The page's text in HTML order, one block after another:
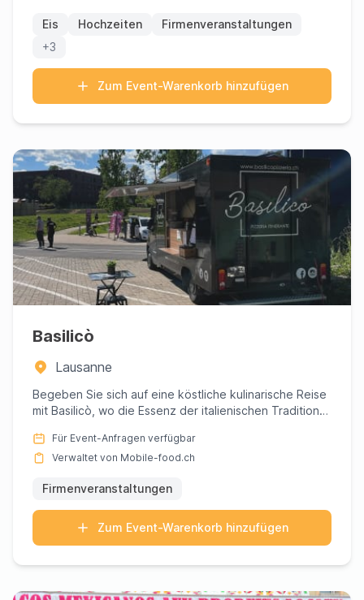
Eis Hochzeiten
Firmenveranstaltungen
+3
Zum Event-Warenkorb hinzufügen
Basilicò
Lausanne
Begeben Sie sich auf eine köstliche kulinarische Reise
mit Basilicò, wo die Essenz der italienischen Tradition
Für Event-Anfragen verfügbar
Verwaltet von Mobile-food.ch
Firmenveranstaltungen
Zum Event-Warenkorb hinzufügen